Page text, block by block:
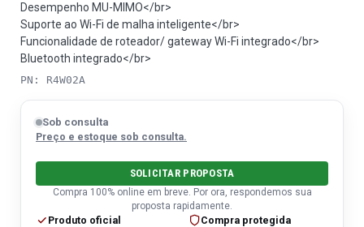
Desempenho MU-MIMO</br>
Suporte ao Wi-Fi de malha inteligente</br>
Funcionalidade de roteador/ gateway Wi-Fi integrado</br>
Bluetooth integrado</br>
PN: R4W02A
Sob consulta
Preço e estoque sob consulta.
SOLICITAR PROPOSTA
Compra 100% online em breve. Por ora, respondemos sua
proposta rapidamente.
Produto oficial
Compra protegida